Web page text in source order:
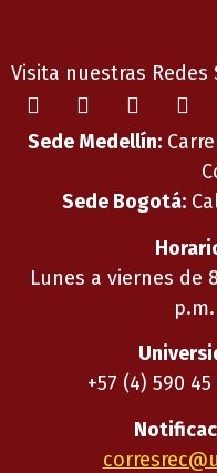
Visita nuestras Redes
Sede Medellín:
Sede Bogotá:
Lunes a viernes de
+57 (4) 590